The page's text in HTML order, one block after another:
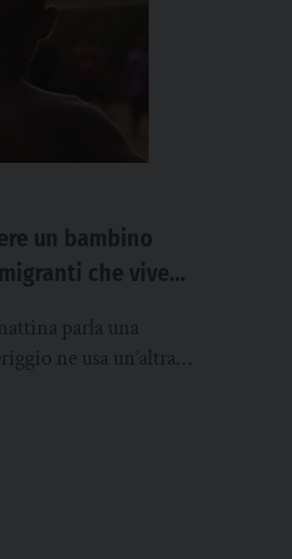
un bambino
che vive
nessuna?
parla una
ne usa un’altra a